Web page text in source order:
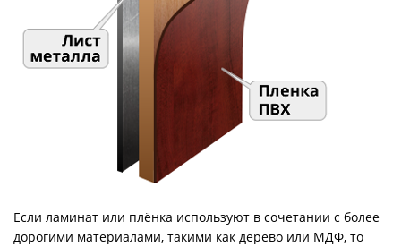
Если ламинат или плёнка используют в сочетании с более
дорогими материалами, такими как дерево или МДФ, то